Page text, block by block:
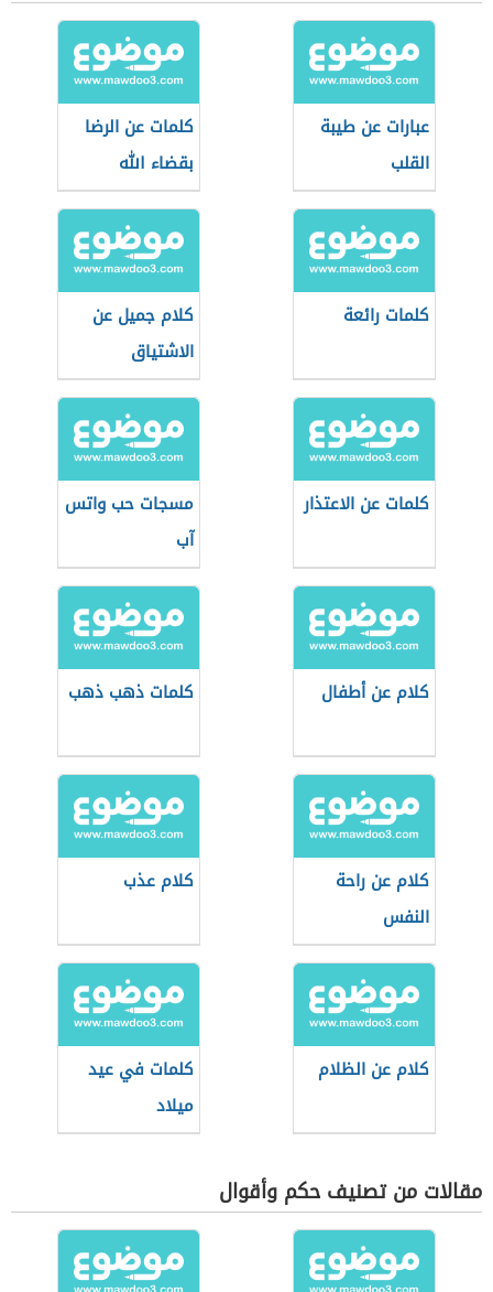
عبارات عن طيبة
القلب
كلمات عن الرضا
بقضاء الله
كلمات رائعة
كلام جميل عن
الاشتياق
كلمات عن الاعتذار
مسجات حب واتس
آب
كلام عن أطفال كلمات ذهب ذهب
كلام عن راحة
النفس
كلام عذب
كلام عن الظلام
كلمات في عيد
ميلاد
مقالات من تصنيف حكم وأقوال